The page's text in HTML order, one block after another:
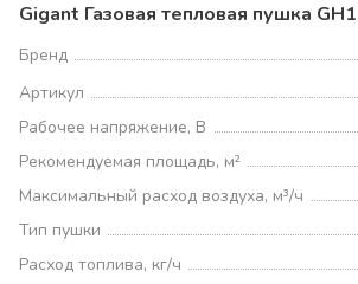
Gigant Газовая тепловая пушка
Бренд
Артикул
Рабочее напряжение, В
Рекомендуемая площадь, м²
Максимальный расход воздуха, м³/ч
Тип пушки
Расход топлива, кг/ч